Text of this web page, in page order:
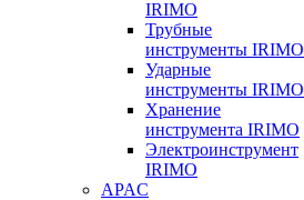
IRIMO
Трубные
инструменты IRIMO
Ударные
инструменты IRIMO
Хранение
инструмента IRIMO
Электроинструмент
IRIMO
APAC